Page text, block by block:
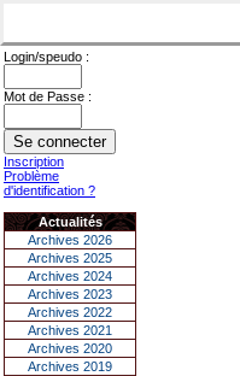
Login/speudo :
Mot de Passe :
Inscription
Problème
d'identification ?
Actualités
Archives 2026
Archives 2025
Archives 2024
Archives 2023
Archives 2022
Archives 2021
Archives 2020
Archives 2019